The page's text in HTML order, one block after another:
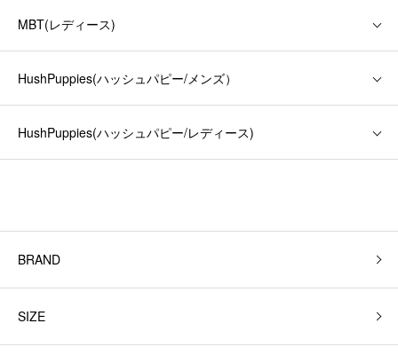
MBT(レディース)
HushPuppies(ハッシュパピー/メンズ）
HushPuppies(ハッシュパピー/レディース)
BRAND
SIZE